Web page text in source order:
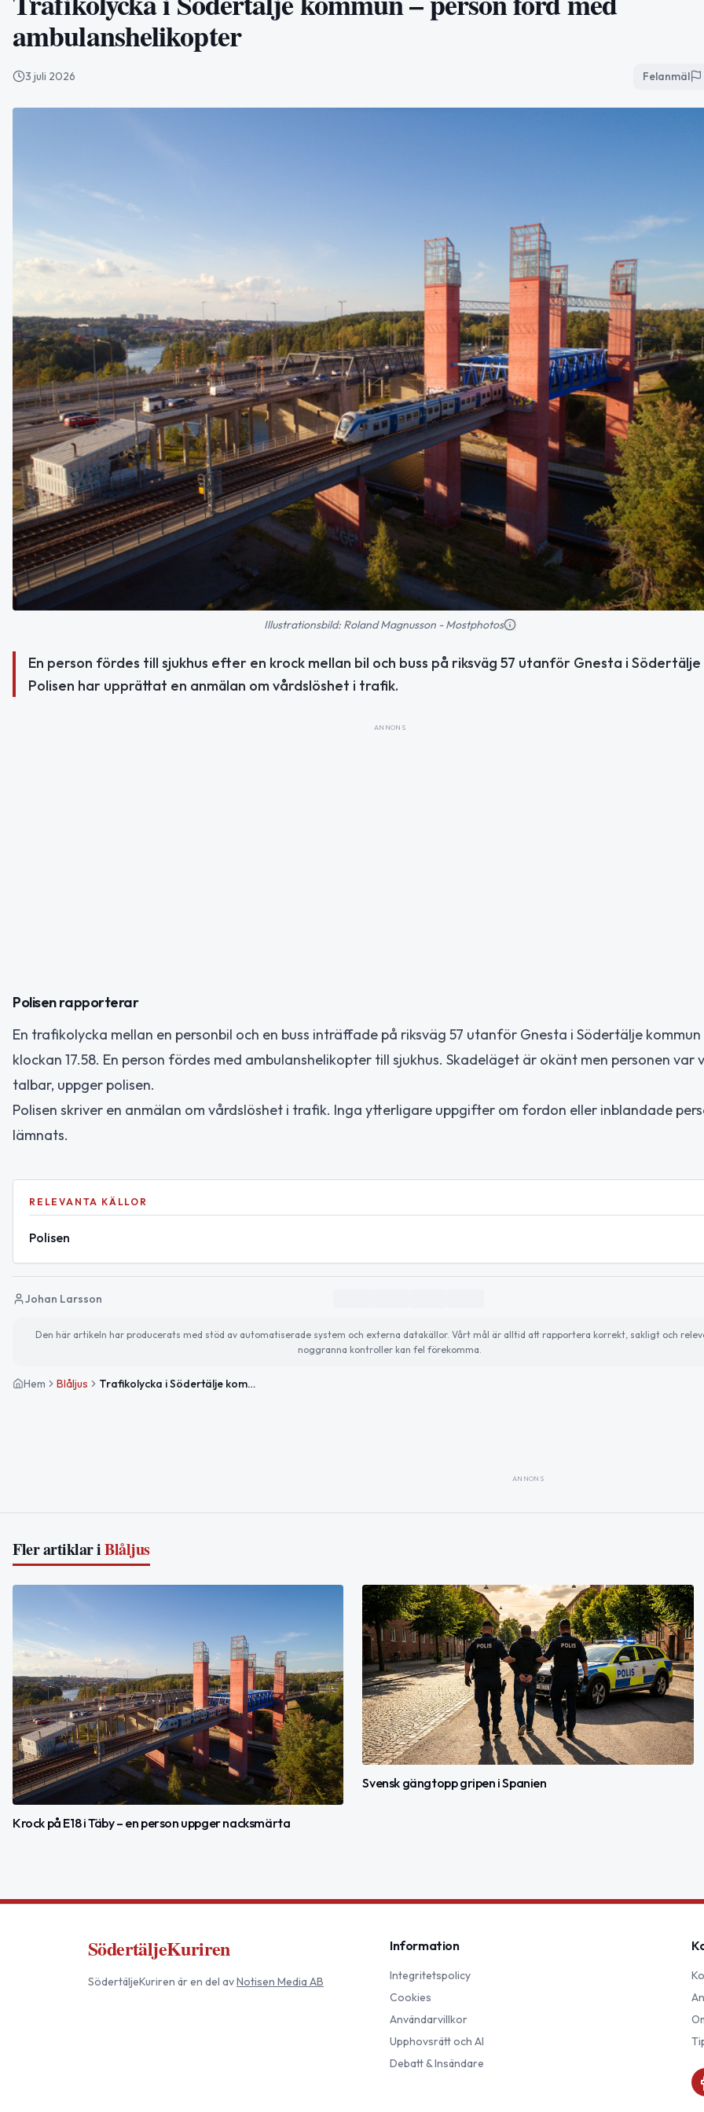
ambulanshelikopter
3 juli 2026 Felanmäl
Illustrationsbild: Roland Magnusson - Mostphotos
En person fördes till sjukhus efter en krock mellan bil och buss på riksväg 57 utanför Gnesta i Södertälje
Polisen har upprättat en anmälan om vårdslöshet i trafik.
ANNONS
Polisen rapporterar
En trafikolycka mellan en personbil och en buss inträffade på riksväg 57 utanför Gnesta i Södertälje kommun
klockan 17.58. En person fördes med ambulanshelikopter till sjukhus. Skadeläget är okänt men personen var
talbar, uppger polisen.
Polisen skriver en anmälan om vårdslöshet i trafik. Inga ytterligare uppgifter om fordon eller inblandade
lämnats.
RELEVANTA KÄLLOR
Polisen
Johan Larsson
Den här artikeln har producerats med stöd av automatiserade system och externa datakällor. Vårt mål är alltid att rapportera korrekt, sakligt och
noggranna kontroller kan fel förekomma.
Hem Blåljus Trafikolycka i Södertälje kommun – person förd med ambulanshelikopter
ANNONS
Fler artiklar iBlåljus
Krock på E18 i Täby – en person uppger nacksmärta
Svensk gängtopp gripen i Spanien
SödertäljeKuriren
SödertäljeKuriren är en del avNotisen Media AB
Information
Integritetspolicy
Cookies
Användarvillkor
Upphovsrätt och AI
Debatt & Insändare